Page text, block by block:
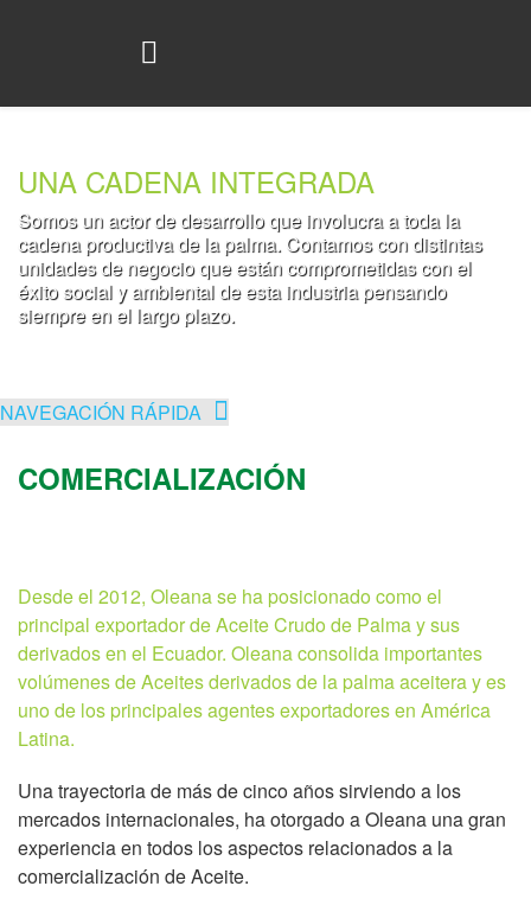
UNA CADENA INTEGRADA
Somos un actor de desarrollo que involucra a toda la
cadena productiva de la palma. Contamos con distintas
unidades de negocio que están comprometidas con el
éxito social y ambiental de esta industria pensando
siempre en el largo plazo.
NAVEGACIÓN RÁPIDA
COMERCIALIZACIÓN
Desde el 2012, Oleana se ha posicionado como el
principal exportador de Aceite Crudo de Palma y sus
derivados en el Ecuador. Oleana consolida importantes
volúmenes de Aceites derivados de la palma aceitera y es
uno de los principales agentes exportadores en América
Latina.
Una trayectoria de más de cinco años sirviendo a los
mercados internacionales, ha otorgado a Oleana una gran
experiencia en todos los aspectos relacionados a la
comercialización de Aceite.